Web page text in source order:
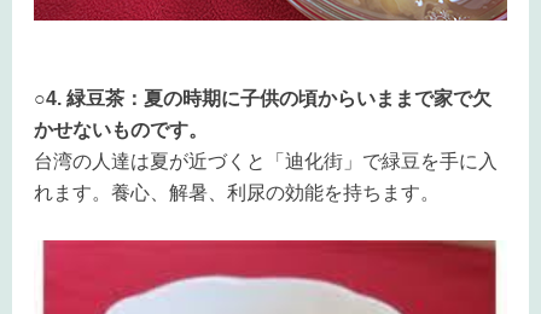
○4. 緑豆茶：夏の時期に子供の頃からいままで家で欠
かせないものです。
台湾の人達は夏が近づくと「迪化街」で緑豆を手に入
れます。養心、解暑、利尿の効能を持ちます。